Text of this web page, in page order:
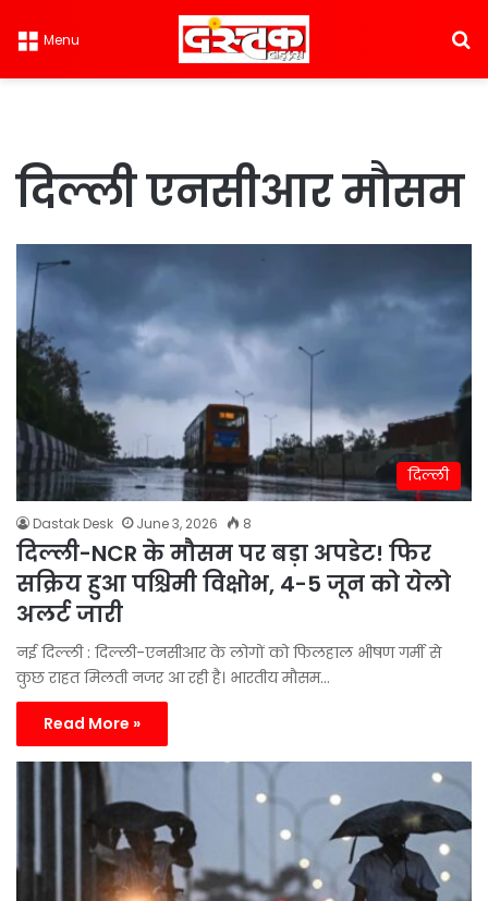
Menu
दिल्ली एनसीआर मौसम
दिल्ली
Dastak Desk June 3, 2026 8
दिल्ली-NCR के मौसम पर बड़ा अपडेट! फिर
सक्रिय हुआ पश्चिमी विक्षोभ, 4-5 जून को येलो
अलर्ट जारी
नई दिल्ली : दिल्ली-एनसीआर के लोगों को फिलहाल भीषण गर्मी से
कुछ राहत मिलती नजर आ रही है। भारतीय मौसम…
Read More »